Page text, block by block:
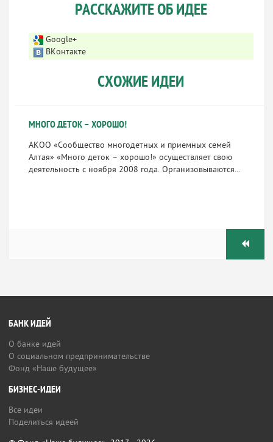
РАССКАЖИТЕ ОБ ИДЕЕ
Google+
ВКонтакте
СХОЖИЕ ИДЕИ
МНОГО ДЕТОК – ХОРОШО!
АКОО «Сообщество многодетных и приемных семей
Алтая» «Много деток – хорошо!» осуществляет свою
деятельность с ноября 2008 года. Организовываются...
БАНК ИДЕЙ
О банке идей
О социальном предпринимательстве
Фонд «Наше будущее»
БИЗНЕС-ИДЕИ
Все идеи
Поделиться идеей